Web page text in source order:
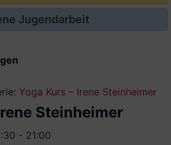
Jugendarbeit
Yoga Kurs – Irene Steinheimer
Steinheimer
- 21:00